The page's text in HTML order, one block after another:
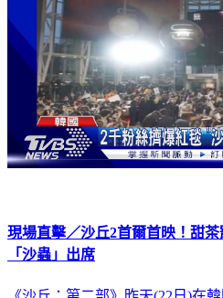
現場直擊／沙丘2首爾首映！甜
「沙蟲」出席